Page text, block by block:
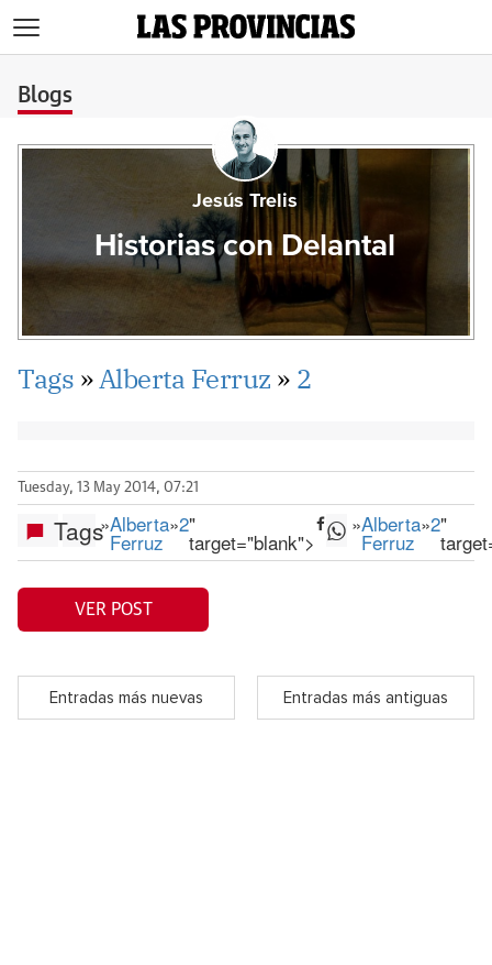
Blogs
Jesús Trelis
Historias con Delantal
Tags »Alberta Ferruz » 2
Tuesday, 13 May 2014, 07:21
Tags»Alberta
Ferruz
»2"
target="blank">
»Alberta
Ferruz
»2"
VER POST
Entradas más nuevas Entradas más antiguas